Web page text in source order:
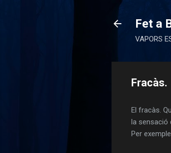
Fet a
VAPORS
Fracàs.
El fracàs.
la sensació
Per